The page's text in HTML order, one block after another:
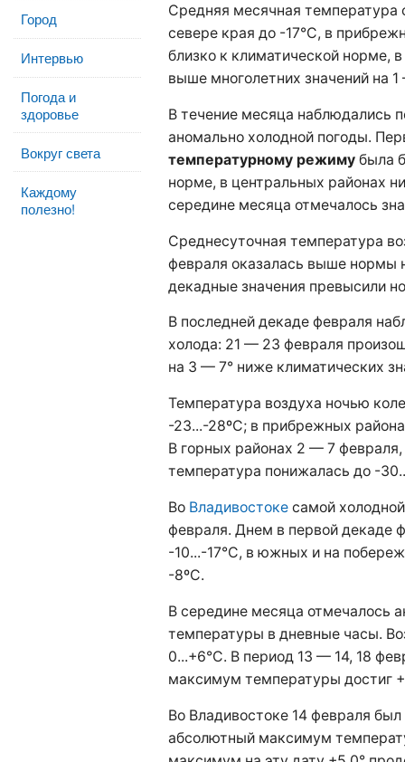
Город
Интервью
Погода и
здоровье
Вокруг света
Каждому
полезно!
Средняя месячная температура
севере края до -17°С, в
близко к климатической норме,
выше многолетних значений на 1
В течение месяца наблюдались
аномально холодной погоды.
температурному режимубыла
норме, в центральных районах
середине месяца отмечалось
Среднесуточная температура
февраля оказалась выше нормы
декадные значения превысили
В последней декаде февраля
холода: 21 — 23 февраля
на 3 — 7° ниже климатических
Температура воздуха ночью
-23...-28ºС; в прибрежных
В горных районах 2 — 7
температура понижалась до -
Во Владивостокесамой
февраля. Днем в первой декаде
-10...-17°С, в южных и на
-8ºС.
В середине месяца отмечалось
температуры в дневные часы.
0...+6°С. В период 13 — 14, 18
максимум температуры достиг
Во Владивостоке 14 февраля
абсолютный максимум